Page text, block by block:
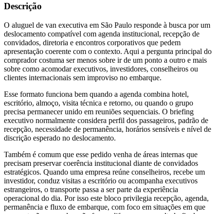
Descrição
O aluguel de van executiva em São Paulo responde à busca por um
deslocamento compatível com agenda institucional, recepção de
convidados, diretoria e encontros corporativos que pedem
apresentação coerente com o contexto. Aqui a pergunta principal do
comprador costuma ser menos sobre ir de um ponto a outro e mais
sobre como acomodar executivos, investidores, conselheiros ou
clientes internacionais sem improviso no embarque.
Esse formato funciona bem quando a agenda combina hotel,
escritório, almoço, visita técnica e retorno, ou quando o grupo
precisa permanecer unido em reuniões sequenciais. O briefing
executivo normalmente considera perfil dos passageiros, padrão de
recepção, necessidade de permanência, horários sensíveis e nível de
discrição esperado no deslocamento.
Também é comum que esse pedido venha de áreas internas que
precisam preservar coerência institucional diante de convidados
estratégicos. Quando uma empresa reúne conselheiros, recebe um
investidor, conduz visitas a escritório ou acompanha executivos
estrangeiros, o transporte passa a ser parte da experiência
operacional do dia. Por isso este bloco privilegia recepção, agenda,
permanência e fluxo de embarque, com foco em situações em que